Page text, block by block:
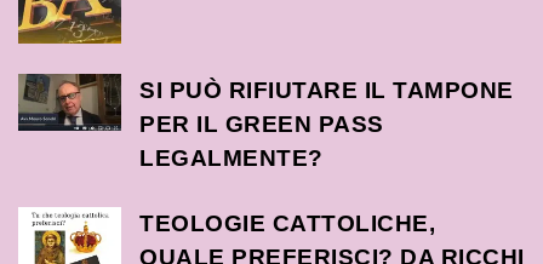
SI PUÒ RIFIUTARE IL TAMPONE
PER IL GREEN PASS
LEGALMENTE?
TEOLOGIE CATTOLICHE,
QUALE PREFERISCI? DA RICCHI